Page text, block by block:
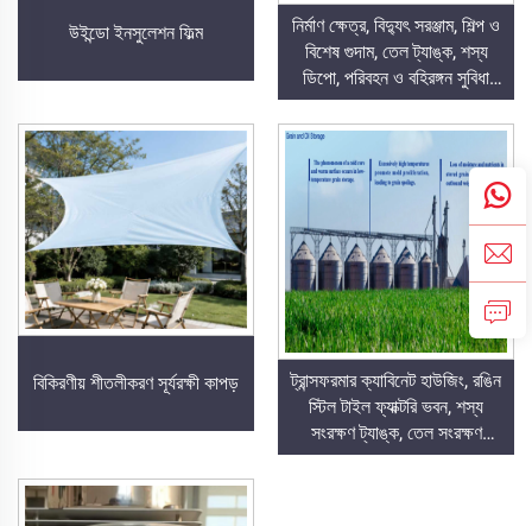
উইন্ডো ইনসুলেশন ফিল্ম
নির্মাণ ক্ষেত্র, বিদ্যুৎ সরঞ্জাম, শিল্প ও
বিশেষ গুদাম, তেল ট্যাঙ্ক, শস্য
ডিপো, পরিবহন ও বহিরঙ্গন সুবিধা
এবং আবির্ভাবশীল জীবনযাপনের
অ্যাপ্লিকেশনগুলির জন্য বিকিরণী
শীতলীকরণ ফিল্ম
বিকিরণীয় শীতলীকরণ সূর্যরক্ষী কাপড়
ট্রান্সফরমার ক্যাবিনেট হাউজিং, রঙিন
স্টিল টাইল ফ্যাক্টরি ভবন, শস্য
সংরক্ষণ ট্যাঙ্ক, তেল সংরক্ষণ
ট্যাঙ্কের জন্য বিকিরণী শীতলীকরণ